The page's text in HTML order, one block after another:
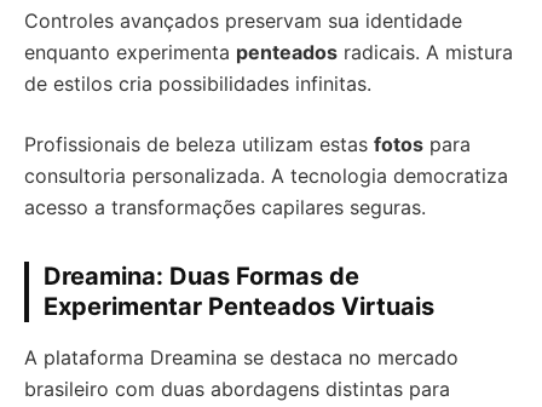
Controles avançados preservam sua identidade
enquanto experimenta penteados radicais. A mistura
de estilos cria possibilidades infinitas.
Profissionais de beleza utilizam estas fotos para
consultoria personalizada. A tecnologia democratiza
acesso a transformações capilares seguras.
Dreamina: Duas Formas de
Experimentar Penteados Virtuais
A plataforma Dreamina se destaca no mercado
brasileiro com duas abordagens distintas para